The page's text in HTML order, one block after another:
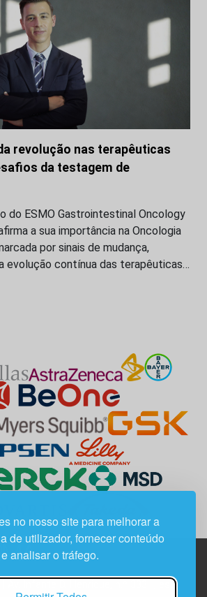
no nosso site para melhorar a
de utilizador, fornecer conteúdo
analisar o tráfego.
revolução nas terapêuticas
da testagem de
do ESMO Gastrointestinal Oncology
a sua importância na Oncologia
por sinais de mudança,
evolução contínua das terapêuticas…
| Av. Infante D. Henrique, n.º 333H, esc.